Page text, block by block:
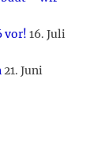
vor! 16. Juli
21. Juni